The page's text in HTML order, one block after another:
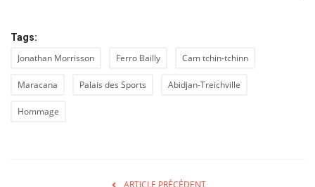
Tags:
Jonathan Morrisson Ferro Bailly Cam tchin-tchinn
Maracana Palais des Sports Abidjan-Treichville
Hommage
ARTICLE PRÉCÉDENT